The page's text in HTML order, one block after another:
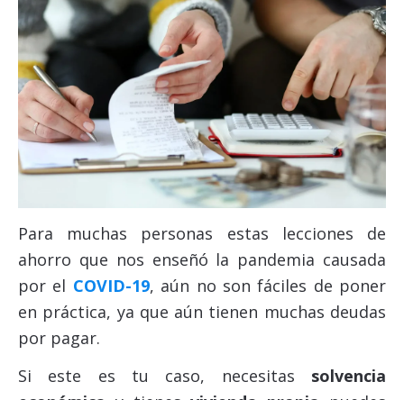
Para muchas personas estas lecciones de
ahorro que nos enseñó la pandemia causada
por el COVID-19, aún no son fáciles de poner
en práctica, ya que aún tienen muchas deudas
por pagar.
Si este es tu caso, necesitas solvencia